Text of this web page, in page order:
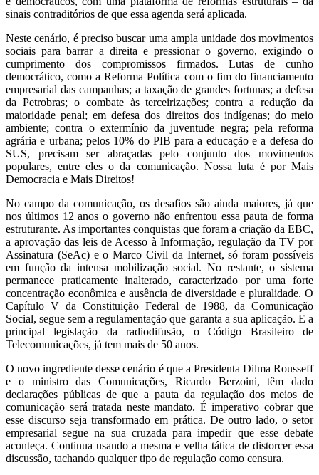
sinais contraditórios de que essa agenda será aplicada.
Neste cenário, é preciso buscar uma ampla unidade dos movimentos
sociais para barrar a direita e pressionar o governo, exigindo o
cumprimento dos compromissos firmados. Lutas de cunho
democrático, como a Reforma Política com o fim do financiamento
empresarial das campanhas; a taxação de grandes fortunas; a defesa
da Petrobras; o combate às terceirizações; contra a redução da
maioridade penal; em defesa dos direitos dos indígenas; do meio
ambiente; contra o extermínio da juventude negra; pela reforma
agrária e urbana; pelos 10% do PIB para a educação e a defesa do
SUS, precisam ser abraçadas pelo conjunto dos movimentos
populares, entre eles o da comunicação. Nossa luta é por Mais
Democracia e Mais Direitos!
No campo da comunicação, os desafios são ainda maiores, já que
nos últimos 12 anos o governo não enfrentou essa pauta de forma
estruturante. As importantes conquistas que foram a criação da EBC,
a aprovação das leis de Acesso à Informação, regulação da TV por
Assinatura (SeAc) e o Marco Civil da Internet, só foram possíveis
em função da intensa mobilização social. No restante, o sistema
permanece praticamente inalterado, caracterizado por uma forte
concentração econômica e ausência de diversidade e pluralidade. O
Capítulo V da Constituição Federal de 1988, da Comunicação
Social, segue sem a regulamentação que garanta a sua aplicação. E a
principal legislação da radiodifusão, o Código Brasileiro de
Telecomunicações, já tem mais de 50 anos.
O novo ingrediente desse cenário é que a Presidenta Dilma Rousseff
e o ministro das Comunicações, Ricardo Berzoini, têm dado
declarações públicas de que a pauta da regulação dos meios de
comunicação será tratada neste mandato. É imperativo cobrar que
esse discurso seja transformado em prática. De outro lado, o setor
empresarial segue na sua cruzada para impedir que esse debate
aconteça. Continua usando a mesma e velha tática de distorcer essa
discussão, tachando qualquer tipo de regulação como censura.